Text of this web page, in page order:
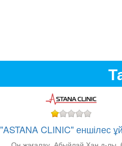
"ASTANA CLINIC" еншілес